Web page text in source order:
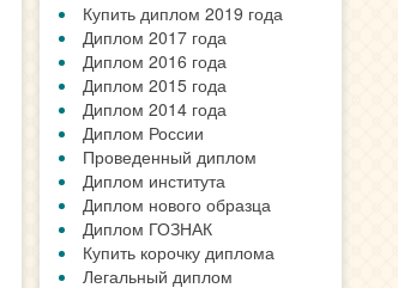
Купить диплом 2019 года
Диплом 2017 года
Диплом 2016 года
Диплом 2015 года
Диплом 2014 года
Диплом России
Проведенный диплом
Диплом института
Диплом нового образца
Диплом ГОЗНАК
Купить корочку диплома
Легальный диплом